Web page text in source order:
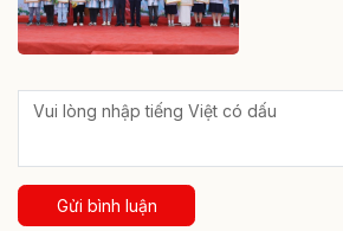
Gửi bình luận